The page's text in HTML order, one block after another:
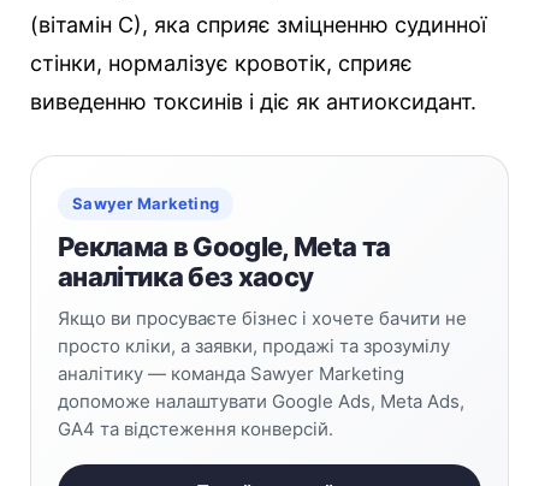
(вітамін С), яка сприяє зміцненню судинної
стінки, нормалізує кровотік, сприяє
виведенню токсинів і діє як антиоксидант.
Sawyer Marketing
Реклама в Google, Meta та
аналітика без хаосу
Якщо ви просуваєте бізнес і хочете бачити не
просто кліки, а заявки, продажі та зрозумілу
аналітику — команда Sawyer Marketing
допоможе налаштувати Google Ads, Meta Ads,
GA4 та відстеження конверсій.